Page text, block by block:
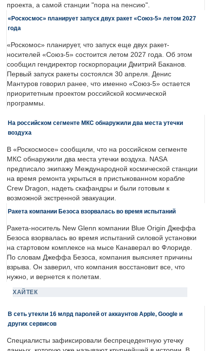
проекта, а самой станции "пора на пенсию".
«Роскосмос» планирует запуск двух ракет «Союз-5» летом 2027
года
«Роскомос» планирует, что запуск еще двух ракет-
носителей «Союз-5» состоится летом 2027 года. Об этом
сообщил гендиректор госкорпорации Дмитрий Баканов.
Первый запуск ракеты состоялся 30 апреля. Денис
Мантуров говорил ранее, что именно «Союз-5» остается
приоритетным проектом российской космической
программы.
На российском сегменте МКС обнаружили два места утечки
воздуха
В «Роскосмосе» сообщили, что на российском сегменте
МКС обнаружили два места утечки воздуха. NASA
предписало экипажу Международной космической станции
на время ремонта укрыться в пристыкованном корабле
Crew Dragon, надеть скафандры и были готовым к
возможной экстренной эвакуации.
Ракета компании Безоса взорвалась во время испытаний
Ракета-носитель New Glenn компании Blue Origin Джеффа
Безоса взорвалась во время испытаний силовой установки
на стартовом комплексе на мысе Канаверал во Флориде.
По словам Джеффа Безоса, компания выясняет причины
взрыва. Он заверил, что компания восстановит все, что
нужно, и вернется к полетам.
ХАЙТЕК
В сеть утекли 16 млрд паролей от аккаунтов Apple, Google и
других сервисов
Специалисты зафиксировали беспрецедентную утечку